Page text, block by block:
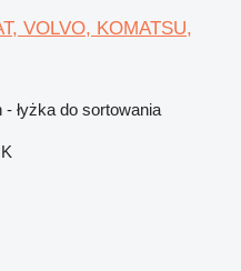
VOLVO, KOMATSU,
łyżka do sortowania